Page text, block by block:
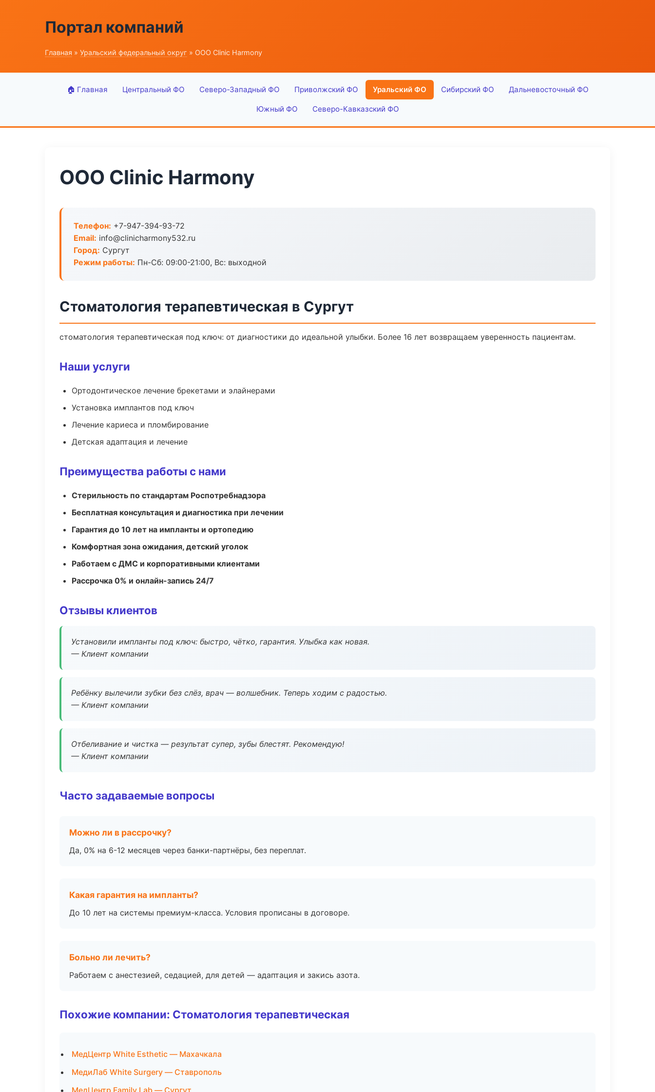
Портал компаний
Главная » Уральский федеральный округ » ООО Clinic Harmony
🏠 Главная Центральный ФО Северо-Западный ФО Приволжский ФО Уральский ФО Сибирский ФО Дальневосточный ФО
Южный ФО Северо-Кавказский ФО
ООО Clinic Harmony
Телефон: +7-947-394-93-72
Email: info@clinicharmony532.ru
Город: Сургут
Режим работы: Пн-Сб: 09:00-21:00, Вс: выходной
Стоматология терапевтическая в Сургут
стоматология терапевтическая под ключ: от диагностики до идеальной улыбки. Более 16 лет возвращаем уверенность пациентам.
Наши услуги
Ортодонтическое лечение брекетами и элайнерами
Установка имплантов под ключ
Лечение кариеса и пломбирование
Детская адаптация и лечение
Преимущества работы с нами
Стерильность по стандартам Роспотребнадзора
Бесплатная консультация и диагностика при лечении
Гарантия до 10 лет на импланты и ортопедию
Комфортная зона ожидания, детский уголок
Работаем с ДМС и корпоративными клиентами
Рассрочка 0% и онлайн-запись 24/7
Отзывы клиентов
Установили импланты под ключ: быстро, чётко, гарантия. Улыбка как новая.
— Клиент компании
Ребёнку вылечили зубки без слёз, врач — волшебник. Теперь ходим с радостью.
— Клиент компании
Отбеливание и чистка — результат супер, зубы блестят. Рекомендую!
— Клиент компании
Часто задаваемые вопросы
Можно ли в рассрочку?
Да, 0% на 6-12 месяцев через банки-партнёры, без переплат.
Какая гарантия на импланты?
До 10 лет на системы премиум-класса. Условия прописаны в договоре.
Больно ли лечить?
Работаем с анестезией, седацией, для детей — адаптация и закись азота.
Похожие компании: Стоматология терапевтическая
МедЦентр White Esthetic — Махачкала
МедиЛаб White Surgery — Ставрополь
МедЦентр Family Lab — Сургут